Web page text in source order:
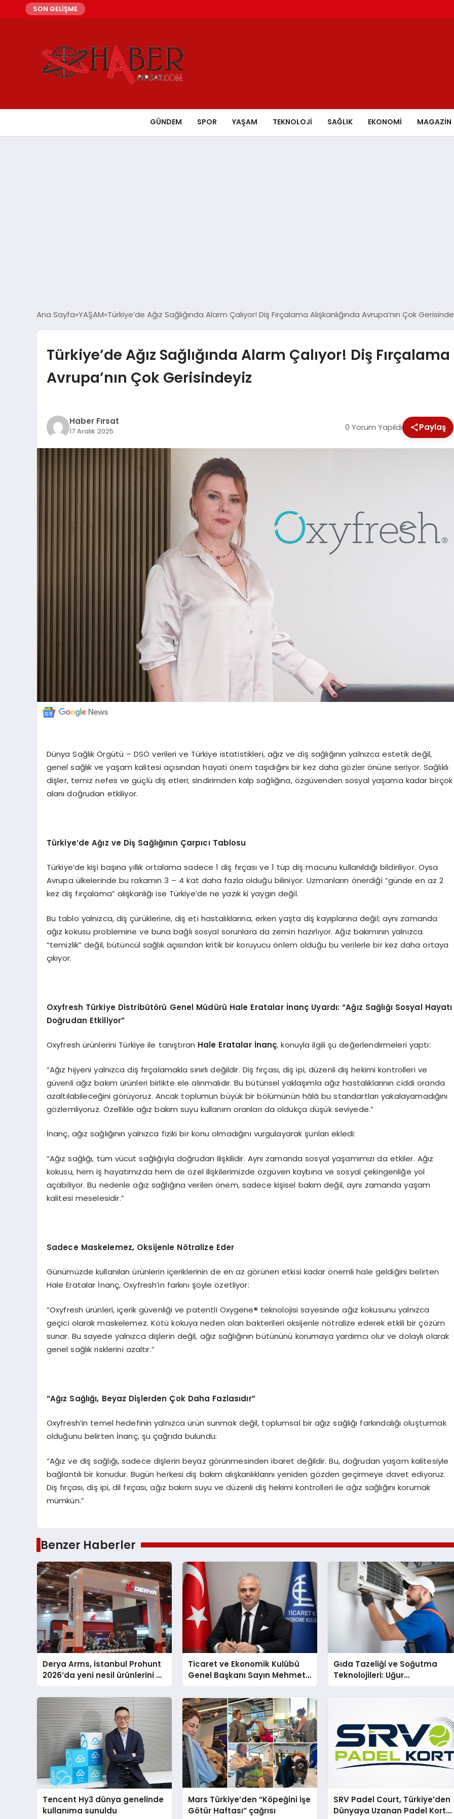
SON GELİŞME
GÜNDEM SPOR YAŞAM TEKNOLOJİ SAĞLIK EKONOMİ MAGAZİN
Ana Sayfa YAŞAM Türkiye’de Ağız Sağlığında Alarm Çalıyor! Diş Fırçalama Alışkanlığında Avrupa’nın Çok
Türkiye’de Ağız Sağlığında Alarm Çalıyor! Diş Fırçalama
Avrupa’nın Çok Gerisindeyiz
Haber Fırsat
17 Aralık 2025 0 Yorum Yapıldı Paylaş
Dünya Sağlık Örgütü – DSÖ verileri ve Türkiye istatistikleri, ağız ve diş sağlığının yalnızca estetik değil,
genel sağlık ve yaşam kalitesi açısından hayati önem taşıdığını bir kez daha gözler önüne seriyor. Sağlıklı
dişler, temiz nefes ve güçlü diş etleri; sindirimden kalp sağlığına, özgüvenden sosyal yaşama kadar birçok
alanı doğrudan etkiliyor.
Türkiye’de Ağız ve Diş Sağlığının Çarpıcı Tablosu
Türkiye’de kişi başına yıllık ortalama sadece 1 diş fırçası ve 1 tüp diş macunu kullanıldığı bildiriliyor. Oysa
Avrupa ülkelerinde bu rakamın 3 – 4 kat daha fazla olduğu biliniyor. Uzmanların önerdiği “günde en az 2
kez diş fırçalama” alışkanlığı ise Türkiye’de ne yazık ki yaygın değil.
Bu tablo yalnızca, diş çürüklerine, diş eti hastalıklarına, erken yaşta diş kayıplarına değil; aynı zamanda
ağız kokusu problemine ve buna bağlı sosyal sorunlara da zemin hazırlıyor. Ağız bakımının yalnızca
“temizlik” değil, bütüncül sağlık açısından kritik bir koruyucu önlem olduğu bu verilerle bir kez daha ortaya
çıkıyor.
Oxyfresh Türkiye Distribütörü Genel Müdürü Hale Eratalar İnanç Uyardı:“Ağız Sağlığı Sosyal Hayatı
Doğrudan Etkiliyor”
Oxyfresh ürünlerini Türkiye ile tanıştıran Hale Eratalar İnanç, konuyla ilgili şu değerlendirmeleri yaptı:
“Ağız hijyeni yalnızca diş fırçalamakla sınırlı değildir. Diş fırçası, diş ipi, düzenli diş hekimi kontrolleri ve
güvenli ağız bakım ürünleri birlikte ele alınmalıdır. Bu bütünsel yaklaşımla ağız hastalıklarının ciddi oranda
azaltılabileceğini görüyoruz. Ancak toplumun büyük bir bölümünün hâlâ bu standartları yakalayamadığını
gözlemliyoruz. Özellikle ağız bakım suyu kullanım oranları da oldukça düşük seviyede.”
İnanç, ağız sağlığının yalnızca fiziki bir konu olmadığını vurgulayarak şunları ekledi:
“Ağız sağlığı, tüm vücut sağlığıyla doğrudan ilişkilidir. Aynı zamanda sosyal yaşamımızı da etkiler. Ağız
kokusu, hem iş hayatımızda hem de özel ilişkilerimizde özgüven kaybına ve sosyal çekingenliğe yol
açabiliyor. Bu nedenle ağız sağlığına verilen önem, sadece kişisel bakım değil, aynı zamanda yaşam
kalitesi meselesidir.”
Sadece Maskelemez, Oksijenle Nötralize Eder
Günümüzde kullanılan ürünlerin içeriklerinin de en az görünen etkisi kadar önemli hale geldiğini belirten
Hale Eratalar İnanç, Oxyfresh’in farkını şöyle özetliyor:
“Oxyfresh ürünleri, içerik güvenliği ve patentli Oxygene® teknolojisi sayesinde ağız kokusunu yalnızca
geçici olarak maskelemez. Kötü kokuya neden olan bakterileri oksijenle nötralize ederek etkili bir çözüm
sunar. Bu sayede yalnızca dişlerin değil, ağız sağlığının bütününü korumaya yardımcı olur ve dolaylı olarak
genel sağlık risklerini azaltır.”
“Ağız Sağlığı, Beyaz Dişlerden Çok Daha Fazlasıdır”
Oxyfresh’in temel hedefinin yalnızca ürün sunmak değil, toplumsal bir ağız sağlığı farkındalığı oluşturmak
olduğunu belirten İnanç, şu çağrıda bulundu:
“Ağız ve diş sağlığı, sadece dişlerin beyaz görünmesinden ibaret değildir. Bu, doğrudan yaşam kalitesiyle
bağlantılı bir konudur. Bugün herkesi diş bakım alışkanlıklarını yeniden gözden geçirmeye davet ediyoruz.
Diş fırçası, diş ipi, dil fırçası, ağız bakım suyu ve düzenli diş hekimi kontrolleri ile ağız sağlığını korumak
mümkün.”
Benzer Haberler
Derya Arms, İstanbul Prohunt
2026’da yeni nesil ürünlerini ve
global marka vizyonunu
sergiledi
Ticaret ve Ekonomik Kulübü
Genel Başkanı Sayın Mehmet
Ulutaş, ekonomiye dair yaptığı
açıklamada şunları kaydetti:
Gıda Tazeliği ve Soğutma
Teknolojileri: Uğur
Cihazlarında Dürüst Teknik
Tencent Hy3 dünya genelinde
kullanıma sunuldu
Mars Türkiye’den “Köpeğini İşe
Götür Haftası” çağrısı
SRV Padel Court, Türkiye’den
Dünyaya Uzanan Padel Kort